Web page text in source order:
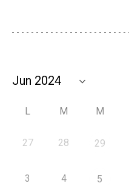
L M M
27 28 29
3 4 5